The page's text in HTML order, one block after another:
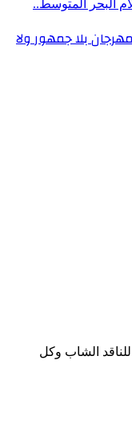
بلا جمهور ولا
الشاب وكل